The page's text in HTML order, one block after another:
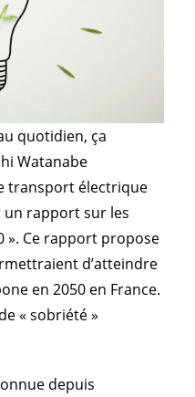
quotidien, ça
Watanabe
transport électrique
un rapport sur les
». Ce rapport propose
d’atteindre
en 2050 en France.
« sobriété »
depuis